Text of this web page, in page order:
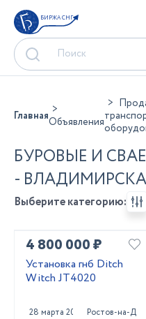
БИРЖА СНГ
ГлавнаяОбъявления
БУРОВЫЕ И
-
Выберите категорию:
4 800 000 ₽
Установка гнб Ditch
Witch JT4020
28 марта 2023 Ростов-на-Дону